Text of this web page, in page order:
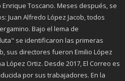
Toscano. Meses después, se
Juan Alfredo López Jacob, todos
Bajo el lema de
se identificaron las primeras
sus directores fueron Emilio López
López Ortiz. Desde 2017, El Correo es
por sus trabajadores. En la